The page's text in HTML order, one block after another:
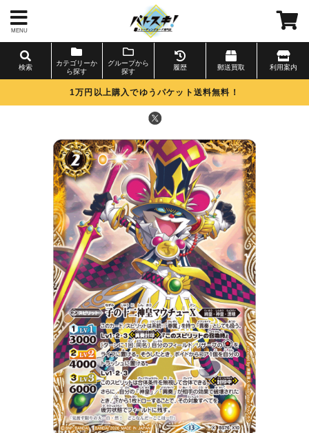
MENU
検索
カテゴリーか
ら探す
グループから
探す
履歴 郵送買取 利用案内
1万円以上購入でゆうパケット送料無料！